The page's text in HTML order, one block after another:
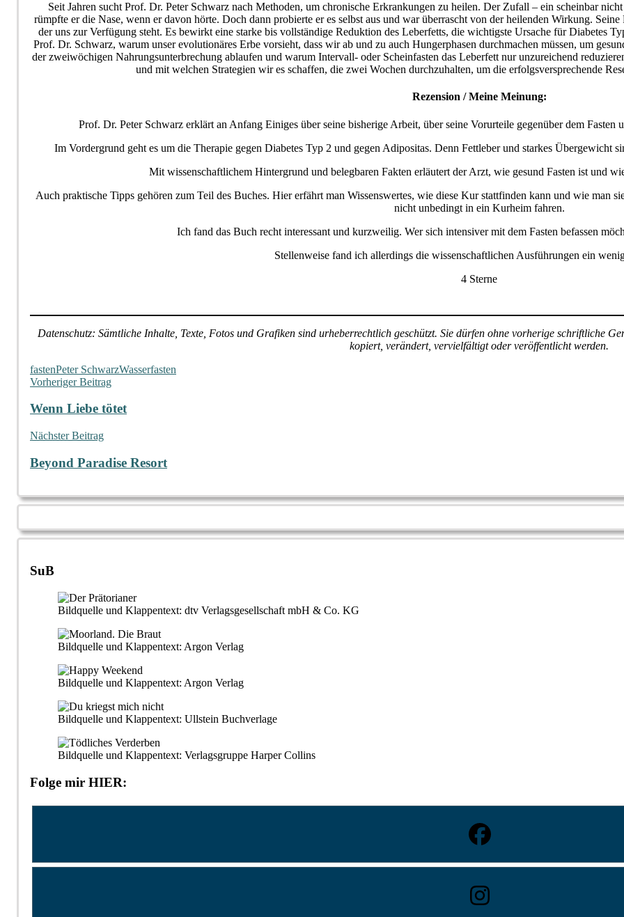
Seit Jahren sucht Prof. Dr. Peter Schwarz nach Methoden, um chronische Erkrankungen zu heilen. Der Zufall – ein scheinbar
rümpfte er die Nase, wenn er davon hörte. Doch dann probierte er es selbst aus und war überrascht von der heilenden Wirkung. Seine
der uns zur Verfügung steht. Es bewirkt eine starke bis vollständige Reduktion des Leberfetts, die wichtigste Ursache für Diabetes
Prof. Dr. Schwarz, warum unser evolutionäres Erbe vorsieht, dass wir ab und zu auch Hungerphasen durchmachen müssen, um
der zweiwöchigen Nahrungsunterbrechung ablaufen und warum Intervall- oder Scheinfasten das Leberfett nur unzureichend
und mit welchen Strategien wir es schaffen, die zwei Wochen durchzuhalten, um die erfolgsversprechende
Rezension / Meine Meinung:
Prof. Dr. Peter Schwarz erklärt an Anfang Einiges über seine bisherige Arbeit, über seine Vorurteile gegenüber dem Fasten
Im Vordergrund geht es um die Therapie gegen Diabetes Typ 2 und gegen Adipositas. Denn Fettleber und starkes Übergewicht
Mit wissenschaftlichem Hintergrund und belegbaren Fakten erläutert der Arzt, wie gesund Fasten ist und
Auch praktische Tipps gehören zum Teil des Buches. Hier erfährt man Wissenswertes, wie diese Kur stattfinden kann und wie man
nicht unbedingt in ein Kurheim fahren.
Ich fand das Buch recht interessant und kurzweilig. Wer sich intensiver mit dem Fasten befassen
Stellenweise fand ich allerdings die wissenschaftlichen Ausführungen ein
4 Sterne
Datenschutz: Sämtliche Inhalte, Texte, Fotos und Grafiken sind urheberrechtlich geschützt. Sie dürfen ohne vorherige schriftliche
kopiert, verändert, vervielfältigt oder veröffentlicht werden.
fastenPeter SchwarzWasserfasten
Beitragsnavigation
Vorheriger Beitrag
Wenn Liebe tötet
Nächster Beitrag
Beyond Paradise Resort
SuB
Bildquelle und Klappentext: dtv Verlagsgesellschaft mbH & Co. KG
Bildquelle und Klappentext: Argon Verlag
Bildquelle und Klappentext: Argon Verlag
Bildquelle und Klappentext: Ullstein Buchverlage
Bildquelle und Klappentext: Verlagsgruppe Harper Collins
Folge mir HIER: